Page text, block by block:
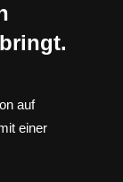
auf
einer